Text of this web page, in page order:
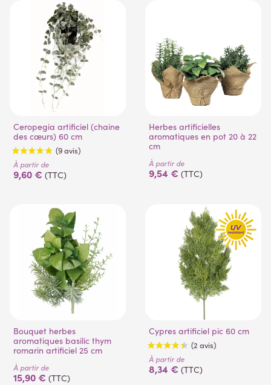
Ceropegia artificiel (chaine
des cœurs) 60 cm
À partir de
9,60 € (TTC)
Herbes artificielles
aromatiques en pot 20 à 22
cm
À partir de
9,54 € (TTC)
Bouquet herbes
aromatiques basilic thym
romarin artificiel 25 cm
À partir de
15,90 € (TTC)
Cypres artificiel pic 60 cm
À partir de
8,34 € (TTC)